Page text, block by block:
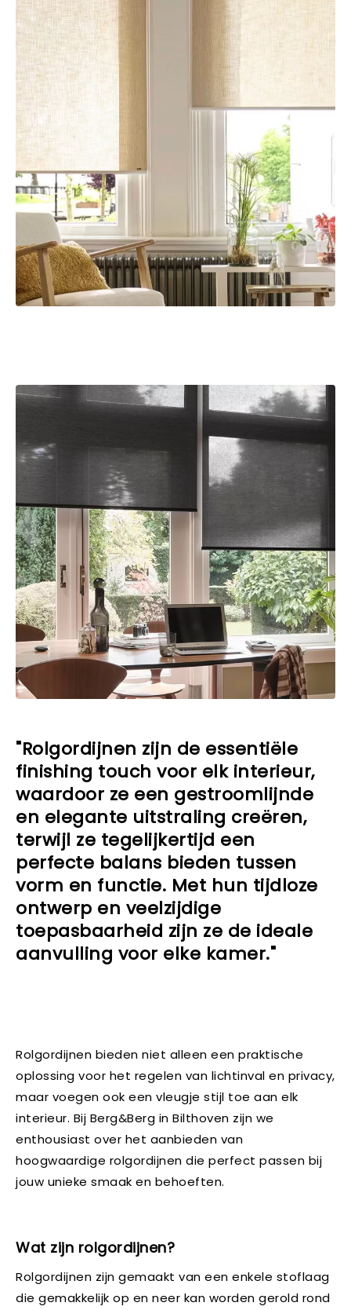
"Rolgordijnen zijn de essentiële
finishing touch voor elk interieur,
waardoor ze een gestroomlijnde
en elegante uitstraling creëren,
terwijl ze tegelijkertijd een
perfecte balans bieden tussen
vorm en functie. Met hun tijdloze
ontwerp en veelzijdige
toepasbaarheid zijn ze de ideale
aanvulling voor elke kamer."
Rolgordijnen bieden niet alleen een praktische
oplossing voor het regelen van lichtinval en privacy,
maar voegen ook een vleugje stijl toe aan elk
interieur. Bij Berg&Berg in Bilthoven zijn we
enthousiast over het aanbieden van
hoogwaardige rolgordijnen die perfect passen bij
jouw unieke smaak en behoeften.
Wat zijn rolgordijnen?
Rolgordijnen zijn gemaakt van een enkele stoflaag
die gemakkelijk op en neer kan worden gerold rond